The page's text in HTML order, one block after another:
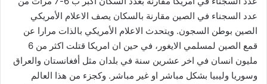
عدد السجناء في الصين مقارنة بالسكان يصف الاعلام الأمريكي
الصين بوطن السجون. ويتحدث الاعلام الأمريكي بالذات مرارا عن
قمع الصين لمسلمي الايغور، في حين ان امريكا قتلت اكثر من 6
مليون انسان في اخر عشرين سنة في بلدان مثل أفغانستان والعراق
وسوريا وليبيا بشكل مباشر او غير مباشر. وكجزء من هذا العالم